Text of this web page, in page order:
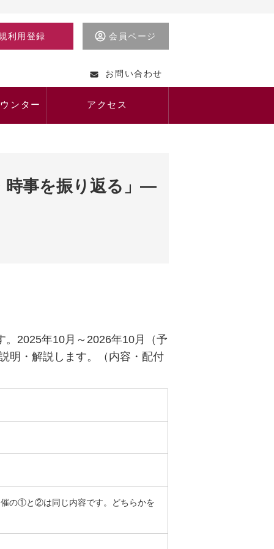
会員ページ
利用登録
お問い合わせ
ンター アクセス
時事を振り返る」―
2025年10月～2026年10月（予
明・解説します。（内容・配付
の①と②は同じ内容です。どちらかを